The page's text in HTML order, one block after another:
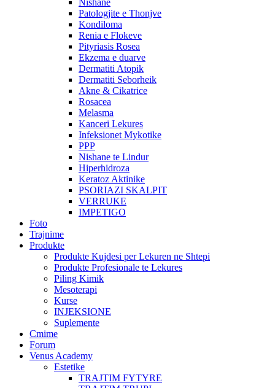
Nishane
Patologjite e Thonjve
Kondiloma
Renia e Flokeve
Pityriasis Rosea
Ekzema e duarve
Dermatiti Atopik
Dermatiti Seborheik
Akne & Cikatrice
Rosacea
Melasma
Kanceri Lekures
Infeksionet Mykotike
PPP
Nishane te Lindur
Hiperhidroza
Keratoz Aktinike
PSORIAZI SKALPIT
VERRUKE
IMPETIGO
Foto
Trajnime
Produkte
Produkte Kujdesi per Lekuren ne Shtepi
Produkte Profesionale te Lekures
Piling Kimik
Mesoterapi
Kurse
INJEKSIONE
Suplemente
Cmime
Forum
Venus Academy
Estetike
TRAJTIM FYTYRE